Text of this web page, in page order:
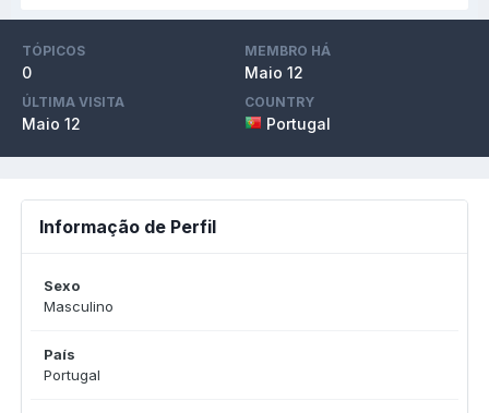
TÓPICOS
0
MEMBRO HÁ
Maio 12
ÚLTIMA VISITA
Maio 12
COUNTRY
Portugal
Informação de Perfil
Sexo
Masculino
País
Portugal